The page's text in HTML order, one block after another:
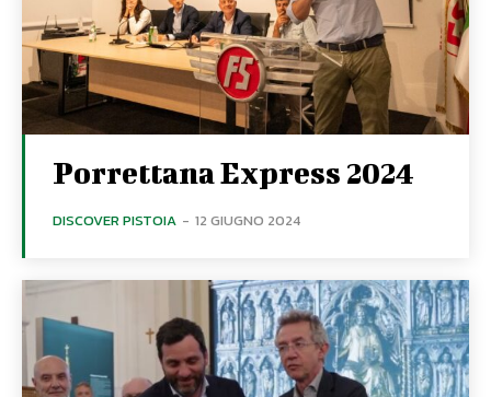
Porrettana Express 2024
DISCOVER PISTOIA - 12 GIUGNO 2024